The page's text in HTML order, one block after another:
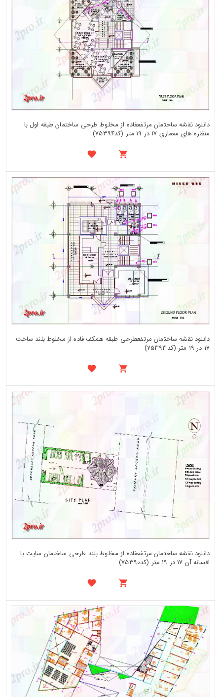
دانلود نقشه ساختمان مرتفعفاده از مخلوط طرحی ساختمان طبقه اول با
منظره های معماری 17 در 19 متر (کد75394)
دانلود نقشه ساختمان مرتفعطرحی طبقه همکف فاده از مخلوط بلند ساخت
17 در 19 متر (کد75393)
دانلود نقشه ساختمان مرتفعفاده از مخلوط بلند طرحی ساختمان سایت با
افسانه آن 17 در 19 متر (کد75390)